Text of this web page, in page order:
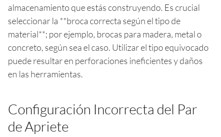
almacenamiento que estás construyendo. Es crucial
seleccionar la **broca correcta según el tipo de
material**; por ejemplo, brocas para madera, metal o
concreto, según sea el caso. Utilizar el tipo equivocado
puede resultar en perforaciones ineficientes y daños
en las herramientas.
Configuración Incorrecta del Par
de Apriete